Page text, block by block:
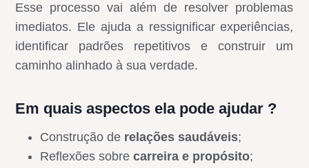
Esse processo vai além de resolver problemas
imediatos. Ele ajuda a ressignificar experiências,
identificar padrões repetitivos e construir um
caminho alinhado à sua verdade.
Em quais aspectos ela pode ajudar ?
Construção de relações saudáveis;
Reflexões sobrecarreira e propósito;